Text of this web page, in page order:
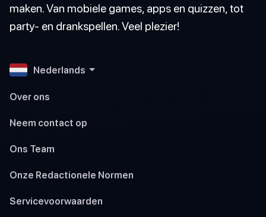
maken. Van mobiele games, apps en quizzen, tot
party- en drankspellen. Veel plezier!
Nederlands
Over ons
Neem contact op
Ons Team
Onze Redactionele Normen
Servicevoorwaarden